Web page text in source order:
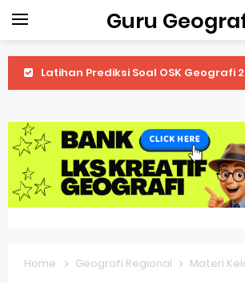
Guru
Latihan Prediksi Soal OSK Geografi 2026 Part
Latihan Prediksi Soal OSK Geografi 2026
Pembahasan Soal OSN-K
Pembahasan Soal OSN-K
Pembahasan Soal OSN-K Geografi
Home Geografi Regional Materi